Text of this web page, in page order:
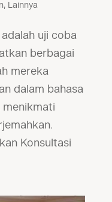
, Lainnya
uji coba
berbagai
mereka
dalam bahasa
Konsultasi